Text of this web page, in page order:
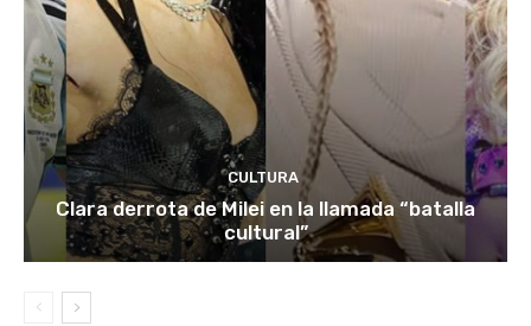
CULTURA
Clara derrota de Milei en la llamada “batalla
cultural”